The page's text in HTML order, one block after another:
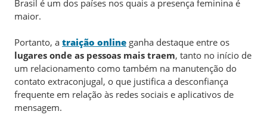
Brasil é um dos países nos quais a presença feminina é
maior.
Portanto, a traição online ganha destaque entre os
lugares onde as pessoas mais traem, tanto no início de
um relacionamento como também na manutenção do
contato extraconjugal, o que justifica a desconfiança
frequente em relação às redes sociais e aplicativos de
mensagem.